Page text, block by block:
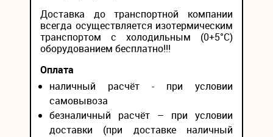
Доставка до транспортной компании
всегда осуществляется изотермическим
транспортом с холодильным (0+5°С)
оборудованием бесплатно!!!
Оплата
наличный расчёт - при условии
самовывоза
безналичный расчёт – при условии
доставки (при доставке наличный